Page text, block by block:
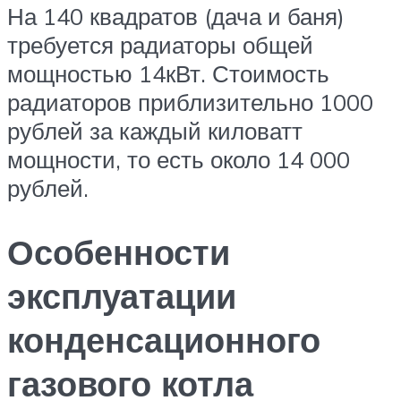
На 140 квадратов (дача и баня)
требуется радиаторы общей
мощностью 14кВт. Стоимость
радиаторов приблизительно 1000
рублей за каждый киловатт
мощности, то есть около 14 000
рублей.
Особенности
эксплуатации
конденсационного
газового котла